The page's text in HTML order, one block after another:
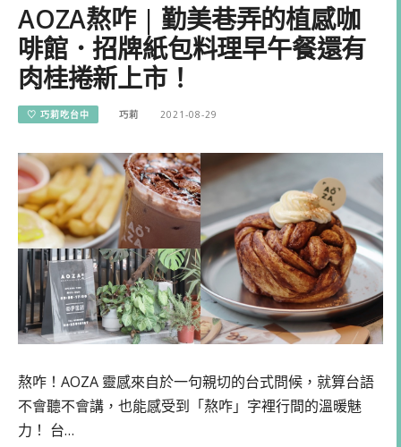
AOZA熬咋 | 勤美巷弄的植感咖
啡館．招牌紙包料理早午餐還有
肉桂捲新上市！
♡ 巧莉吃台中 巧莉 2021-08-29
熬咋！AOZA 靈感來自於一句親切的台式問候，就算台語
不會聽不會講，也能感受到「熬咋」字裡行間的溫暖魅
力！ 台…